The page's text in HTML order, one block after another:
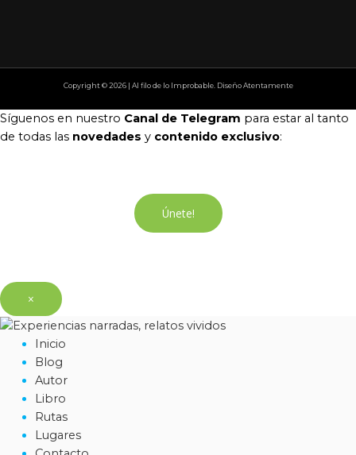
Copyright © 2026 | Al filo de lo Improbable. Diseño Atentamente
Síguenos en nuestro Canal de Telegram para estar al tanto
de todas las novedades y contenido exclusivo:
Únete!
×
Inicio
Blog
Autor
Libro
Rutas
Lugares